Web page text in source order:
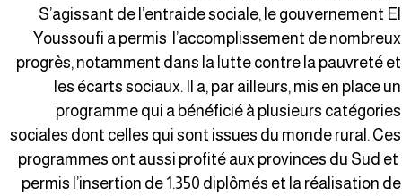
S’agissant de l’entraide sociale, le gouvernement
Youssoufi a permis l’accomplissement de
progrès, notamment dans la lutte contre la pauvreté
les écarts sociaux. Il a, par ailleurs, mis en place
programme qui a bénéficié à plusieurs
sociales dont celles qui sont issues du monde rural.
programmes ont aussi profité aux provinces du Sud
permis l’insertion de 1.350 diplômés et la réalisation